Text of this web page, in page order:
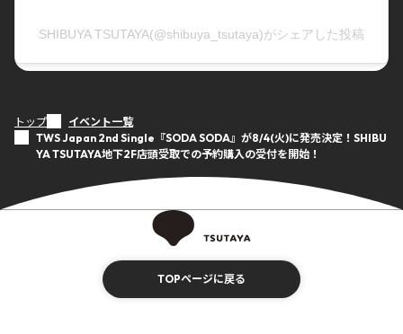
トップ
イベント一覧
TWS Japan 2nd Single『SODA SODA』が8/4(火)に発売決定！SHIBU
YA TSUTAYA地下2F店頭受取での予約購入の受付を開始！
SHIBUYA TSUTAYA(@shibuya_tsutaya)がシェアした投稿
TOPページに戻る